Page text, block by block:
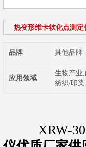
热变形维卡软化点测
品牌 其他品牌
应用领域
生物产业
纺织/印染
XRW-